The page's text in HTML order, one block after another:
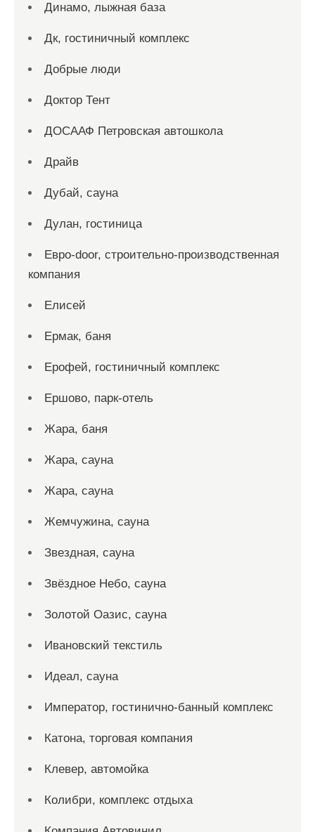
Динамо, лыжная база
Дк, гостиничный комплекс
Добрые люди
Доктор Тент
ДОСААФ Петровская автошкола
Драйв
Дубай, сауна
Дулан, гостиница
Евро-door, строительно-производственная
компания
Елисей
Ермак, баня
Ерофей, гостиничный комплекс
Ершово, парк-отель
Жара, баня
Жара, сауна
Жара, сауна
Жемчужина, сауна
Звездная, сауна
Звёздное Небо, сауна
Золотой Оазис, сауна
Ивановский текстиль
Идеал, сауна
Император, гостинично-банный комплекс
Катона, торговая компания
Клевер, автомойка
Колибри, комплекс отдыха